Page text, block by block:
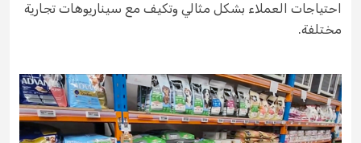
احتياجات العملاء بشكل مثالي وتكيف مع سيناريوهات تجارية
مختلفة.